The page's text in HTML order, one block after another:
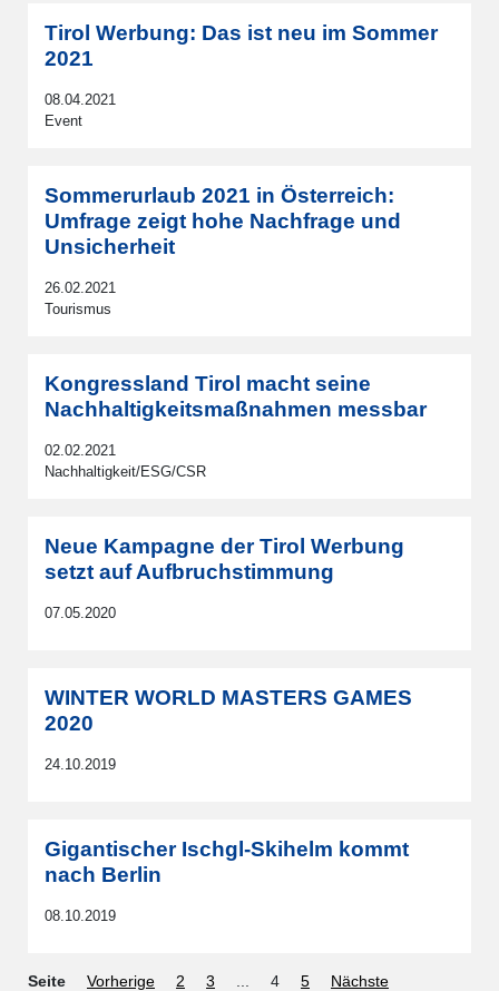
Tirol Werbung: Das ist neu im Sommer
2021
08.04.2021
Event
Sommerurlaub 2021 in Österreich:
Umfrage zeigt hohe Nachfrage und
Unsicherheit
26.02.2021
Tourismus
Kongressland Tirol macht seine
Nachhaltigkeitsmaßnahmen messbar
02.02.2021
Nachhaltigkeit/ESG/CSR
Neue Kampagne der Tirol Werbung
setzt auf Aufbruchstimmung
07.05.2020
WINTER WORLD MASTERS GAMES
2020
24.10.2019
Gigantischer Ischgl-Skihelm kommt
nach Berlin
08.10.2019
Seite Vorherige 2 3 4 5 Nächste